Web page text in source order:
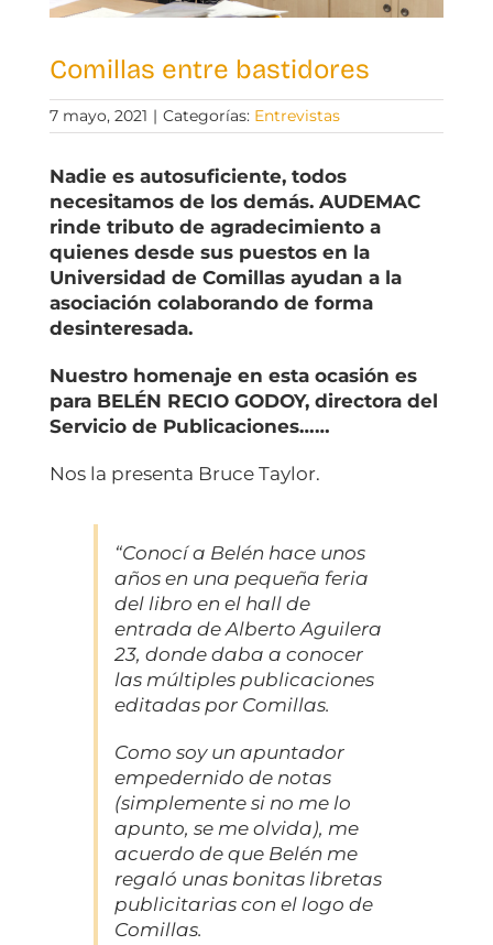
Comillas entre bastidores
7 mayo, 2021 | Categorías: Entrevistas
Nadie es autosuficiente, todos
necesitamos de los demás. AUDEMAC
rinde tributo de agradecimiento a
quienes desde sus puestos en la
Universidad de Comillas ayudan a la
asociación colaborando de forma
desinteresada.
Nuestro homenaje en esta ocasión es
para BELÉN RECIO GODOY, directora del
Servicio de Publicaciones……
Nos la presenta Bruce Taylor.
“Conocí a Belén hace unos
años en una pequeña feria
del libro en el hall de
entrada de Alberto Aguilera
23, donde daba a conocer
las múltiples publicaciones
editadas por Comillas.
Como soy un apuntador
empedernido de notas
(simplemente si no me lo
apunto, se me olvida), me
acuerdo de que Belén me
regaló unas bonitas libretas
publicitarias con el logo de
Comillas.